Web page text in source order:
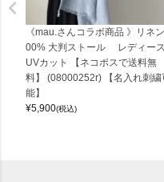
《mau.さんコラボ商品 》リネ
00% 大判ストール レディース
UVカット 【ネコポスで送料無
料】 (08000252r) 【名入れ刺繍
能】
¥5,900(税込)